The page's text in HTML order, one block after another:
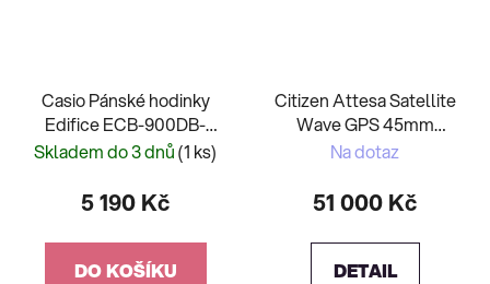
Casio Pánské hodinky
Edifice ECB-900DB-
1AER
Skladem do 3 dnů(1 ks)
5 190 Kč
DO KOŠÍKU
Citizen Attesa Satellite
Wave GPS 45mm
10ATM CC4074-61W
Na dotaz
51 000 Kč
DETAIL